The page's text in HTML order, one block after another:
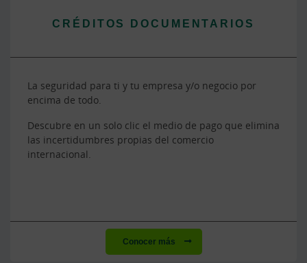
CRÉDITOS DOCUMENTARIOS
La seguridad para ti y tu empresa y/o negocio por
encima de todo.
Descubre en un solo clic el medio de pago que elimina
las incertidumbres propias del comercio
internacional.
Conocer más